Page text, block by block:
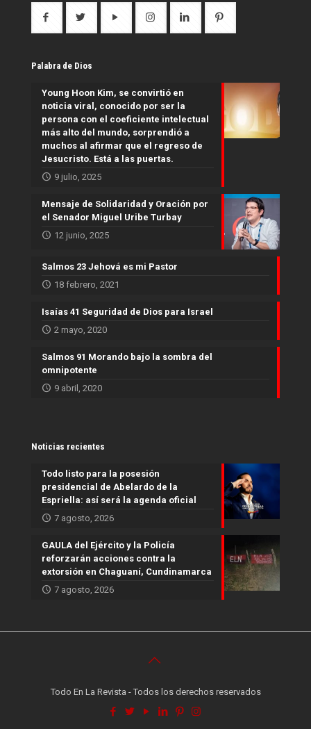
Palabra de Dios
Young Hoon Kim, se convirtió en
noticia viral, conocido por ser la
persona con el coeficiente intelectual
más alto del mundo, sorprendió a
muchos al afirmar que el regreso de
Jesucristo. Está a las puertas.
9 julio, 2025
Mensaje de Solidaridad y Oración por
el Senador Miguel Uribe Turbay
12 junio, 2025
Salmos 23 Jehová es mi Pastor
18 febrero, 2021
Isaías 41 Seguridad de Dios para Israel
2 mayo, 2020
Salmos 91 Morando bajo la sombra del
omnipotente
9 abril, 2020
Noticias recientes
Todo listo para la posesión
presidencial de Abelardo de la
Espriella: así será la agenda oficial
7 agosto, 2026
GAULA del Ejército y la Policía
reforzarán acciones contra la
extorsión en Chaguaní, Cundinamarca
7 agosto, 2026
Todo En La Revista - Todos los derechos reservados